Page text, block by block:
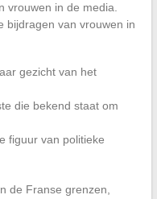
vrouwen in de media.
bijdragen van vrouwen in
gezicht van het
die bekend staat om
figuur van politieke
de Franse grenzen,